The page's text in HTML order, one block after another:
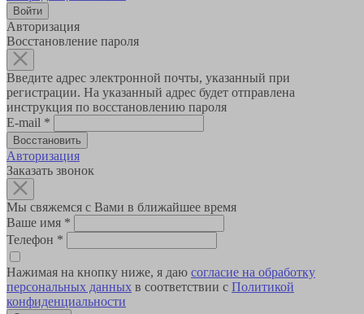
Авторизация
Восстановление пароля
Введите адрес электронной почты, указанный при
регистрации. На указанный адрес будет отправлена
инструкция по восстановлению пароля
E-mail *
Авторизация
Заказать звонок
Мы свяжемся с Вами в ближайшее время
Ваше имя *
Телефон *
Нажимая на кнопку ниже, я даю согласие на обработку
персональных данных в соответствии с Политикой
конфиденциальности